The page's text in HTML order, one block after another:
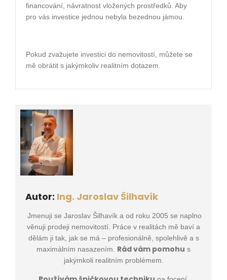
financování, návratnost vložených prostředků. Aby
pro vás investice jednou nebyla bezednou jámou.
Pokud zvažujete investici do nemovitostí, můžete se
mě obrátit s jakýmkoliv realitním dotazem.
Autor: Ing. Jaroslav Šilhavík
Jmenuji se Jaroslav Šilhavík a od roku 2005 se naplno
věnuji prodeji nemovitostí. Práce v realitách mě baví a
dělám ji tak, jak se má – profesionálně, spolehlivě a s
maximálním nasazením. Rád vám pomohu s
jakýmkoli realitním problémem.